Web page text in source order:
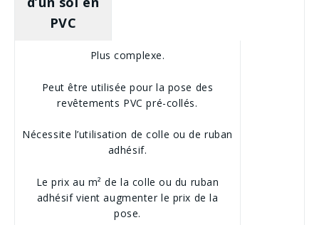
PVC
Plus complexe.
Peut être utilisée pour la pose des
revêtements PVC pré-collés.
Nécessite l’utilisation de colle ou de ruban
adhésif.
Le prix au m² de la colle ou du ruban
adhésif vient augmenter le prix de la
pose.